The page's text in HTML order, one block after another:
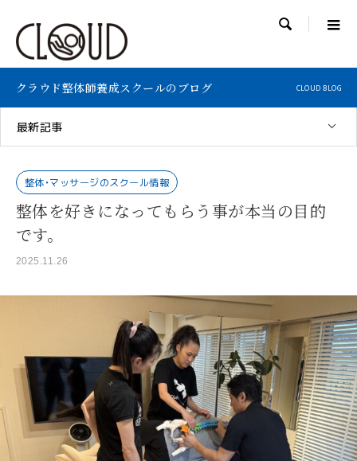

クラウド整体師養成スクールのブログ CLOUD BLOG
最新記事
整体・マッサージのスクール情報
整体を好きになってもらう事が本当の目的
です。
2025.11.26